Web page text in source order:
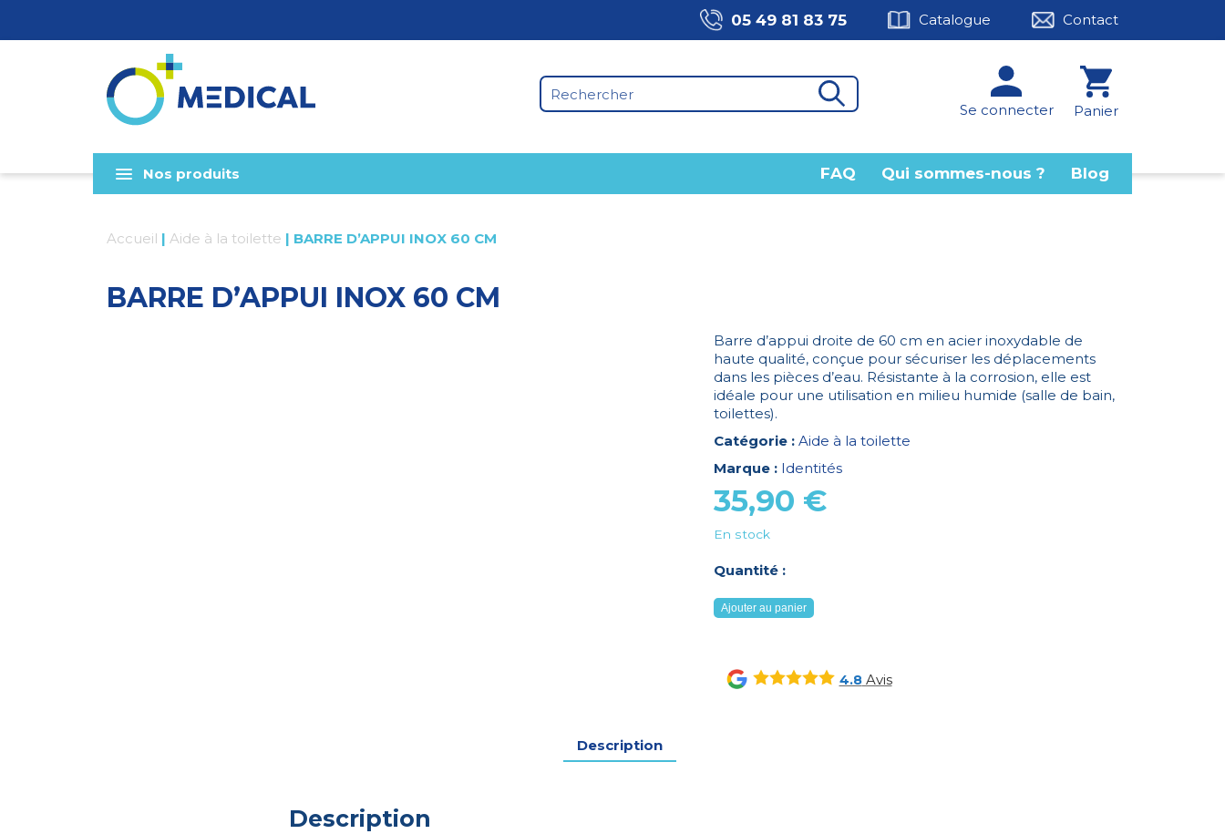
05 49 81 83 75 Catalogue Contact
Se connecter Panier
Nos produits FAQ Qui sommes-nous ? Blog
Accueil | Aide à la toilette | BARRE D’APPUI INOX 60 CM
BARRE D’APPUI INOX 60 CM
Barre d’appui droite de 60 cm en acier inoxydable de
haute qualité, conçue pour sécuriser les déplacements
dans les pièces d’eau. Résistante à la corrosion, elle est
idéale pour une utilisation en milieu humide (salle de bain,
toilettes).
Catégorie : Aide à la toilette
Marque : Identités
35,90 €
En stock
Quantité :
de
INOX
Ajouter au panier
4.8Avis
Description
Description